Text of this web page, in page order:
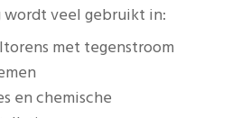
veel gebruikt in:
met tegenstroom
en chemische